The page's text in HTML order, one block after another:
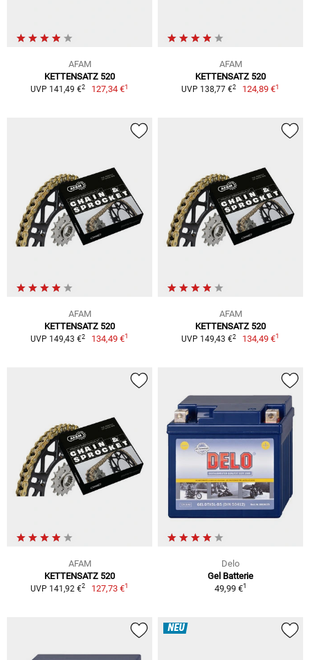
AFAM
KETTENSATZ 520
UVP 141,49 €2 127,34 €1
AFAM
KETTENSATZ 520
UVP 138,77 €2 124,89 €1
AFAM
KETTENSATZ 520
UVP 149,43 €2 134,49 €1
AFAM
KETTENSATZ 520
UVP 149,43 €2 134,49 €1
AFAM
KETTENSATZ 520
UVP 141,92 €2 127,73 €1
Delo
Gel Batterie
49,99 €1
NEU